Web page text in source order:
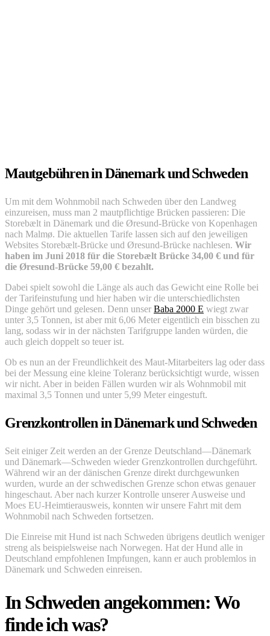
Mautgebühren in Dänemark und Schweden
Um mit dem Wohnmobil nach Schweden über den Landweg
einzureisen, muss man 2 mautpflichtige Brücken passieren: Die
Storebælt in Dänemark und die Øresund-Brücke von Kopenhagen
nach Malmø. Die aktuellen Tarife lassen sich auf den jeweiligen
Websites Storebælt-Brücke und Øresund-Brücke nachlesen. Wir
haben im Juni 2018 für die Storebælt Brücke 34,00 € und für
die Øresund-Brücke 59,00 € bezahlt.
Dabei spielt sowohl die Länge als auch das Gewicht eine Rolle bei
der Tarifeinstufung und hier haben wir die unterschiedlichsten
Dinge gehört und gelesen. Denn unser Baba 2000 E wiegt zwar
unter 3,5 Tonnen, ist aber mit 6,06 Meter eigentlich ein bisschen zu
lang, sodass wir in der nächsten Tarifgruppe landen würden, die
auch gleich doppelt so teuer ist.
Ob es nun an der Freundlichkeit des Maut-Mitarbeiters lag oder dass
bei der Messung eine kleine Toleranz berücksichtigt wurde, wissen
wir nicht. Aber in beiden Fällen wurden wir als Wohnmobil mit
maximal 3,5 Tonnen und unter 5,99 Meter eingestuft.
Grenzkontrollen in Dänemark und Schweden
Seit einiger Zeit werden an der Grenze Deutschland—Dänemark
und Dänemark—Schweden wieder Grenzkontrollen durchgeführt.
Während wir an der dänischen Grenze direkt durchgewunken
wurden, wurde an der schwedischen Grenze schon etwas genauer
hingeschaut. Aber nach kurzer Kontrolle unserer Ausweise und
Moes EU-Heimtierausweis, konnten wir unsere Fahrt mit dem
Wohnmobil nach Schweden fortsetzen.
Die Einreise mit Hund ist nach Schweden übrigens deutlich weniger
streng als beispielsweise nach Norwegen. Hat der Hund alle in
Deutschland empfohlenen Impfungen, kann er auch problemlos in
Dänemark und Schweden einreisen.
In Schweden angekommen: Wo
finde ich was?